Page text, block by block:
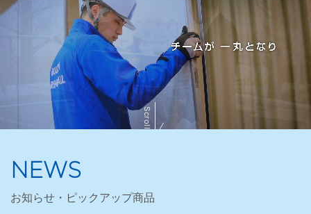
Scroll
NEWS
お知らせ・ピックアップ商品